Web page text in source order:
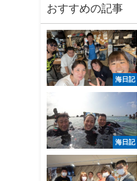
おすすめの記事
海日記
海日記